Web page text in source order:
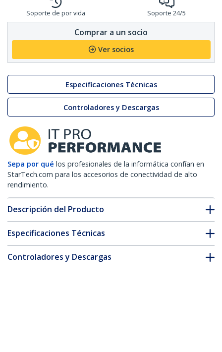
Soporte de por vida Soporte 24/5
Comprar a un socio
Ver socios
Especificaciones Técnicas
Controladores y Descargas
Sepa por qué los profesionales de la informática confían en
StarTech.com para los accesorios de conectividad de alto
rendimiento.
Descripción del Producto
Especificaciones Técnicas
Controladores y Descargas